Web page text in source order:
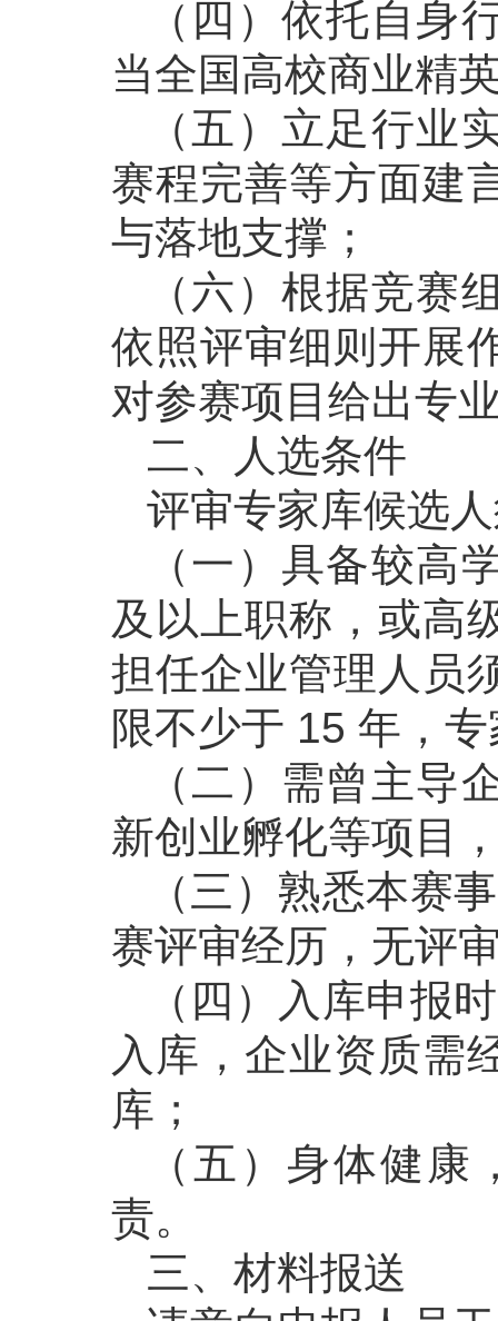
（四）依托自身
当全国高校商业精
（五）立足行业
赛程完善等方面建
与落地支撑；
（六）根据竞赛
依照评审细则开展
对参赛项目给出专
二、人选条件
评审专家库候选
（一）具备较高
及以上职称，或高
担任企业管理人员
限不少于 15 年，
（二）需曾主导
新创业孵化等项目
（三）熟悉本赛
赛评审经历，无评
（四）入库申报
入库，企业资质需
库；
（五）身体健
责。
三、材料报送